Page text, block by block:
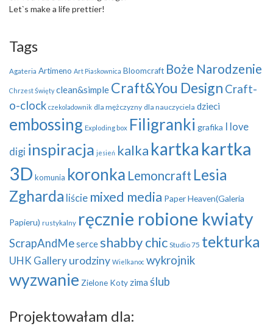
Let`s make a life prettier!
Tags
Agateria Artimeno Art Piaskownica Bloomcraft Boże Narodzenie
Chrzest Święty clean&simple Craft&You Design Craft-
o-clock czekoladownik dla mężczyzny dla nauczyciela dzieci
embossing Exploding box Filigranki grafika I love
digi inspiracja jesień kalka kartka kartka
3D komunia koronka Lemoncraft Lesia
Zgharda liście mixed media Paper Heaven(Galeria
Papieru) rustykalny ręcznie robione kwiaty
ScrapAndMeserce shabby chic Studio 75 tekturka
UHK Galleryurodziny Wielkanoc wykrojnik
wyzwanie Zielone Koty zima ślub
Projektowałam dla: